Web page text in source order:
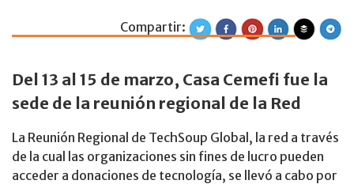
La red global
Compartir:
Del 13 al 15 de marzo, Casa Cemefi fue la
sede de la reunión regional de la Red
La Reunión Regional de TechSoup Global, la red a través
de la cual las organizaciones sin fines de lucro pueden
acceder a donaciones de tecnología, se llevó a cabo por